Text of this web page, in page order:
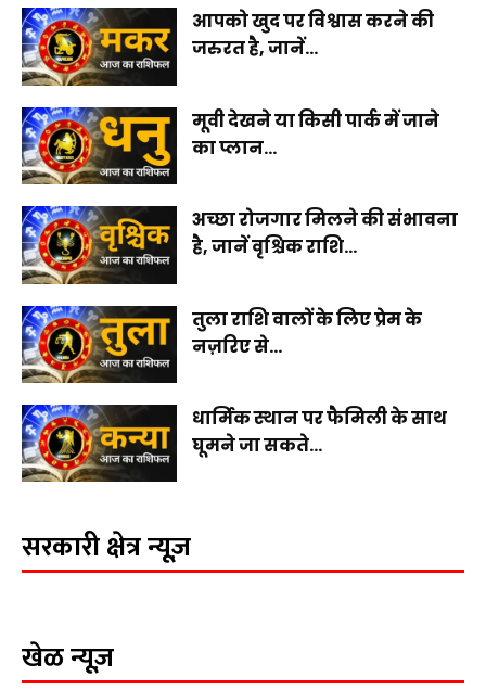
आपको खुद पर विश्वास करने की
जरुरत है, जानें...
मूवी देखने या किसी पार्क में जाने
का प्लान...
अच्छा रोजगार मिलने की संभावना
है, जानें वृश्चिक राशि...
तुला राशि वालों के लिए प्रेम के
नज़रिए से...
धार्मिक स्थान पर फैमिली के साथ
घूमने जा सकते...
सरकारी क्षेत्र न्यूज़
खेळ न्यूज़